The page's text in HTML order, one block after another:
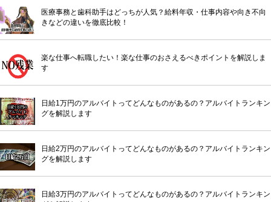
医療事務と歯科助手はどっちが人気？給料年収・仕事内容や向き不向
きなどの違いを徹底比較！
楽な仕事へ転職したい！楽な仕事のおさえるべきポイントを解説しま
す
日給1万円のアルバイトってどんなものがあるの？アルバイトランキン
グを解説します
日給2万円のアルバイトってどんなものがあるの？アルバイトランキン
グを解説します
日給3万円のアルバイトってどんなものがあるの？アルバイトランキン